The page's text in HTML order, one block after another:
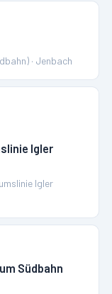
· Jenbach
Igler
Igler
Südbahn